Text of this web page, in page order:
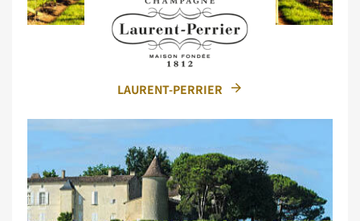
LAURENT-PERRIER